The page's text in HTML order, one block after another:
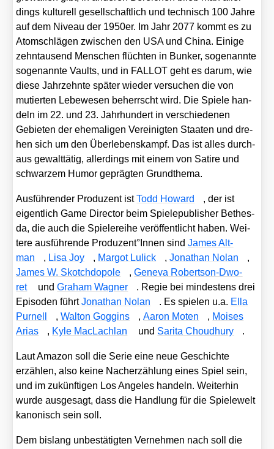
dings kul­tu­rell gesell­schaft­lich und tech­nisch 100 Jah­re
auf dem Niveau der 1950er. Im Jahr 2077 kommt es zu
Atom­schlä­gen zwi­schen den USA und Chi­na. Eini­ge
zehn­tau­send Men­schen flüch­ten in Bun­ker, soge­nann­te
soge­nann­te Vaults, und in FALLOT geht es dar­um, wie
die­se Jahr­zehn­te spä­ter wie­der ver­su­chen die von
mutier­ten Lebe­we­sen beherrscht wird. Die Spie­le han­
deln im 22. und 23. Jahr­hun­dert in ver­schie­de­nen
Gebie­ten der ehe­ma­li­gen Ver­ei­nig­ten Staa­ten und dre­
hen sich um den Über­le­bens­kampf. Das ist alles durch­
aus gewalt­tä­tig, aller­dings mit einem von Sati­re und
schwar­zem Humor gepräg­ten Grund­the­ma.
Aus­füh­ren­der Pro­du­zent istTodd Howard
, der ist
eigent­lich Game Direc­tor beim Spie­le­pu­blisher Bethes­
da, die auch die Spie­le­rei­he ver­öf­fent­licht haben. Wei­
te­re aus­füh­ren­de Produzent°Innen sindJames Alt­
man
, Lisa Joy , Mar­got Lulick ,Jona­than Nolan
,
James W. Skotch­do­po­le
,Gen­e­va Robert­son-Dwo­
ret
undGra­ham Wag­ner
. Regie bei min­des­tens drei
Epi­so­den führtJona­than Nolan . Es spie­len u.a. Ella
Pur­nell
,Walt­on Gog­gins ,Aaron Moten , Moi­ses
Ari­as
, Kyle MacLach­lan und Sari­ta Choud­hu­ry .
Laut Ama­zon soll die Serie eine neue Geschich­te
erzäh­len, also kei­ne Nach­er­zäh­lung eines Spiel sein,
und im zukünf­ti­gen Los Ange­les han­deln. Wei­ter­hin
wur­de aus­ge­sagt, dass die Hand­lung für die Spie­le­welt
kano­nisch sein soll.
Dem bis­lang unbe­stä­tig­ten Ver­neh­men nach soll die